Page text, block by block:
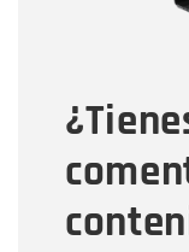
Tipo de
Mensaje